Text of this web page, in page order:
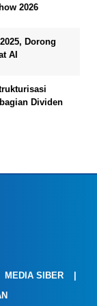
2026
Dorong
AI
Dividen
MEDIA SIBER